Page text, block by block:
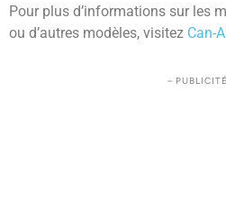
Pour plus d’informations sur les
ou d’autres modèles, visitez Can-
–